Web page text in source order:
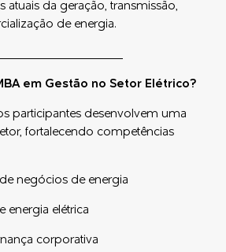
atuais da geração, transmissão,
de energia.
em Gestão no Setor Elétrico?
participantes desenvolvem uma
fortalecendo competências
negócios de energia
energia elétrica
corporativa